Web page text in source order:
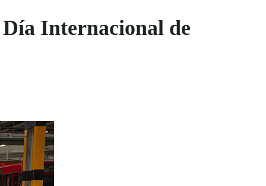
Internacional de